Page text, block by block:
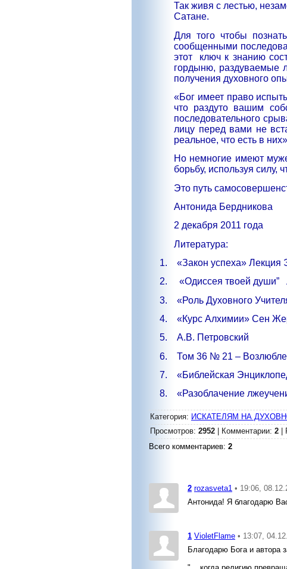
Так живя с лестью,
Сатане.
Для того чтобы
сообщенными
этот
ключ к знанию
гордыню, раздуваемые
получения духовного
«Бог имеет право
что раздуто вашим
последовательного
лицу перед вами не
реальное, что есть в
Но немногие имеют
борьбу, используя
Это путь
Антонида Бердникова
2 декабря 2011 года
Литература:
1.
«Закон успеха» Лекция
2.
«Одиссея твоей души”
3.
«Роль Духовного
4.
«Курс Алхимии» Сен
5.
А.В. Петровский
6.
Том 36 № 21 –
7.
«Библейская
8.
«Разоблачение
Категория: ИСКАТЕЛЯМ НА
Просмотров: 2952 Комментарии: 2
Всего комментариев: 2
2 rozasveta1 • 19:06,
Антонида! Я благодарю
1 VioletFlame • 13:07,
Благодарю Бога и автора